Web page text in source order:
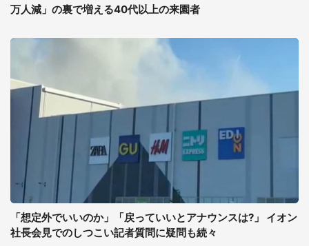
万人減」の裏で増える40代以上の来園者
「想定外でいいのか」「戻っていいとアナウンスは?」 イオン
社長会見でのしつこい記者質問に疑問も続々